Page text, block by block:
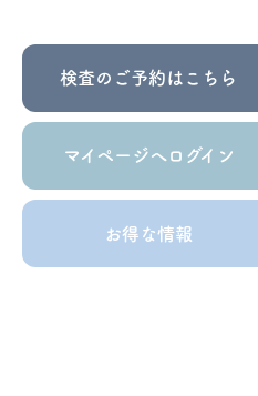
検査のご予約はこちら
マイページへログイン
お得な情報